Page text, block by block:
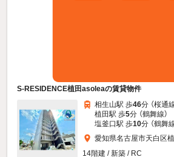
S-RESIDENCE植田asoleaの賃貸物件
相生山駅 歩46分 （桜通線
植田駅 歩5分 （鶴舞線）
塩釜口駅 歩10分 （鶴舞線
愛知県名古屋市天白区
14階建 / 新築 / RC